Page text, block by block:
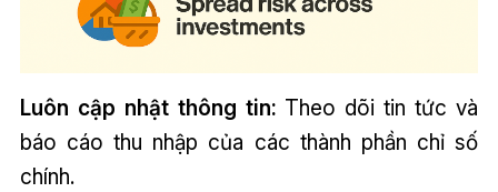
Luôn cập nhật thông tin: Theo dõi tin tức và
báo cáo thu nhập của các thành phần chỉ số
chính.